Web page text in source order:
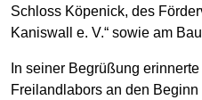
Schloss Köpenick, des
Kaniswall e. V.“ sowie am
In seiner Begrüßung
Freilandlabors an den